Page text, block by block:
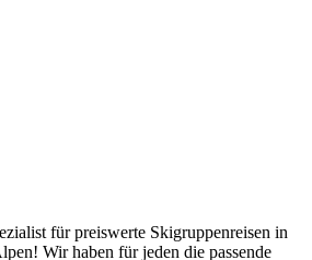
für preiswerte Skigruppenreisen in
Wir haben für jeden die passende